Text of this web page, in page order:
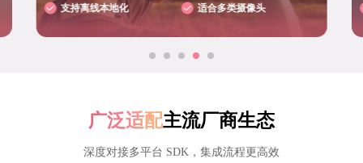
支持离线本地化
适合多类摄像头
广泛适配主流厂商生态
深度对接多平台 SDK，集成流程更高效